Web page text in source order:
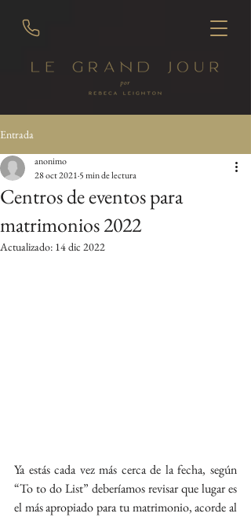
Entrada
Centros de eventos para
matrimonios 2022
anonimo
28 oct 2021 5 min de lectura
Actualizado: 14 dic 2022
Ya estás cada vez más cerca de la fecha, según
“To to do List” deberíamos revisar que lugar es
el más apropiado para tu matrimonio, acorde al